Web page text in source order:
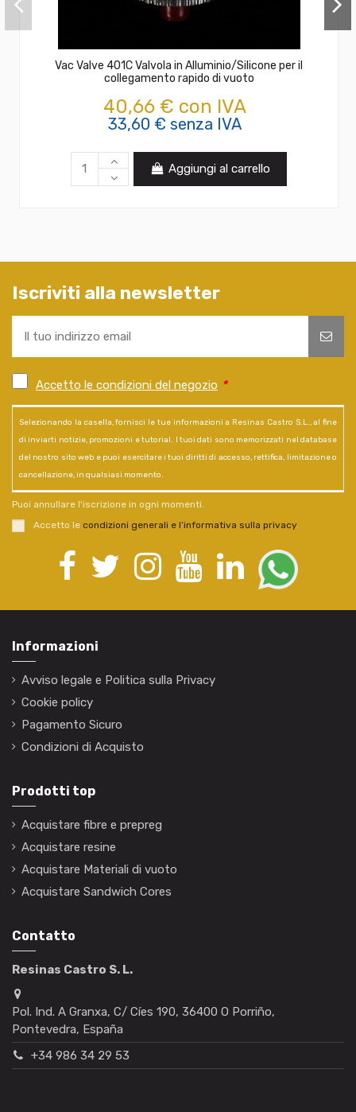
Vac Valve 401C Valvola in Alluminio/Silicone per il
collegamento rapido di vuoto
40,66 € con IVA
33,60 € senza IVA
Aggiungi al carrello
Iscriviti alla newsletter
Accetto le condizioni del negozio *
Selezionando la casella, fornisci le tue informazioni a Resinas Castro S.L., al fine
di inviarti notizie, promozioni e tutorial. I tuoi dati sono memorizzati nel database
del nostro sito web e puoi esercitare i tuoi diritti di accesso, rettifica, limitazione o
cancellazione, in qualsiasi momento.
Puoi annullare l'iscrizione in ogni momenti.
Accetto le condizioni generali e l’informativa sulla privacy.
Informazioni
Avviso legale e Politica sulla Privacy
Cookie policy
Pagamento Sicuro
Condizioni di Acquisto
Prodotti top
Acquistare fibre e prepreg
Acquistare resine
Acquistare Materiali di vuoto
Acquistare Sandwich Cores
Contatto
Resinas Castro S. L.
Pol. Ind. A Granxa, C/ Cíes 190, 36400 O Porriño,
Pontevedra, España
+34 986 34 29 53